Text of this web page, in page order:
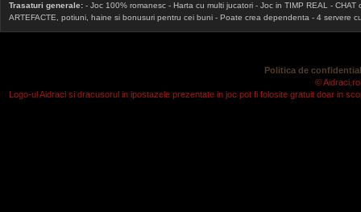
Trasaturi generale: - Joc 100% romanesc - Harta cu multi jucatori - Joc in TIMP REAL -
ARTEFACTE, potiuni, haine si bonusuri pentru cei buni - Poate crea dependenta - 4 servere
Politica de
©
Logo-ul Aidraci si dracusorul in ipostazele prezentate in joc pot fi folosite gratuit doar in